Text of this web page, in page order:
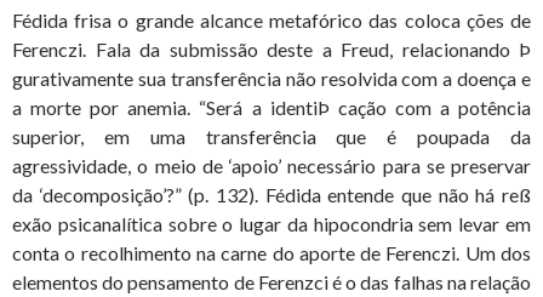
Fédida frisa o grande alcance metafórico das coloca ções de
Ferenczi. Fala da submissão deste a Freud, relacionando Þ
gurativamente sua transferência não resolvida com a doença e
a morte por anemia. “Será a identiÞ cação com a potência
superior, em uma transferência que é poupada da
agressividade, o meio de ‘apoio’ necessário para se preservar
da ‘decomposição’?” (p. 132). Fédida entende que não há reß
exão psicanalítica sobre o lugar da hipocondria sem levar em
conta o recolhimento na carne do aporte de Ferenczi. Um dos
elementos do pensamento de Ferenzci é o das falhas na relação